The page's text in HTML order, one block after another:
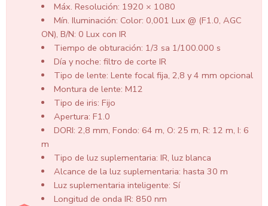
Máx. Resolución: 1920 × 1080
Mín. Iluminación: Color: 0,001 Lux @ (F1.0, AGC
ON), B/N: 0 Lux con IR
Tiempo de obturación: 1/3 sa 1/100.000 s
Día y noche: filtro de corte IR
Tipo de lente: Lente focal fija, 2,8 y 4 mm opcional
Montura de lente: M12
Tipo de iris: Fijo
Apertura: F1.0
DORI: 2,8 mm, Fondo: 64 m, O: 25 m, R: 12 m, I: 6
m
Tipo de luz suplementaria: IR, luz blanca
Alcance de la luz suplementaria: hasta 30 m
Luz suplementaria inteligente: Sí
Longitud de onda IR: 850 nm